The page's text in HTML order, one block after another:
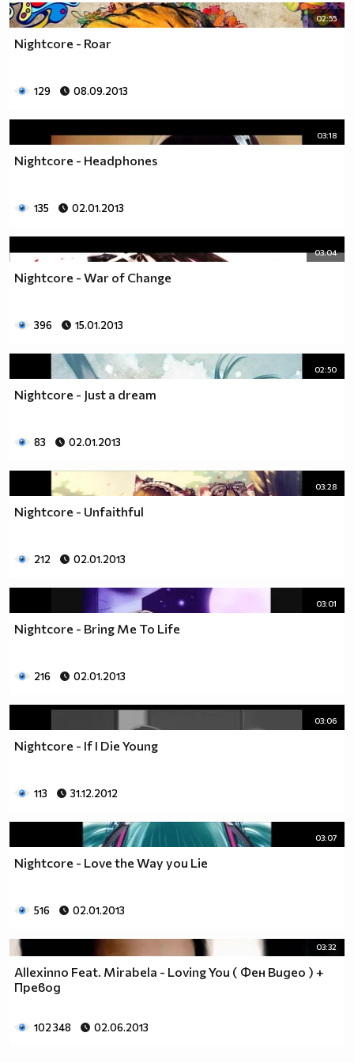
02:55
Nightcore - Roar
129 08.09.2013
03:18
Nightcore - Headphones
135 02.01.2013
03:04
Nightcore - War of Change
396 15.01.2013
02:50
Nightcore - Just a dream
83 02.01.2013
03:28
Nightcore - Unfaithful
212 02.01.2013
03:01
Nightcore - Bring Me To Life
216 02.01.2013
03:06
Nightcore - If I Die Young
113 31.12.2012
03:07
Nightcore - Love the Way you Lie
516 02.01.2013
03:32
Allexinno Feat. Mirabela - Loving You ( Фен Видео ) +
Превод
102 348 02.06.2013